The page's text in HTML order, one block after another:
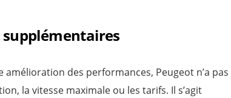
des performances, Peugeot n’a pas
la vitesse maximale ou les tarifs. Il s’agit